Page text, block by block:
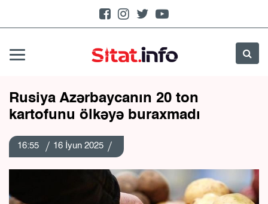
Rusiya Azərbaycanın 20 ton
kartofunu ölkəyə buraxmadı
16:55 16 İyun 2025